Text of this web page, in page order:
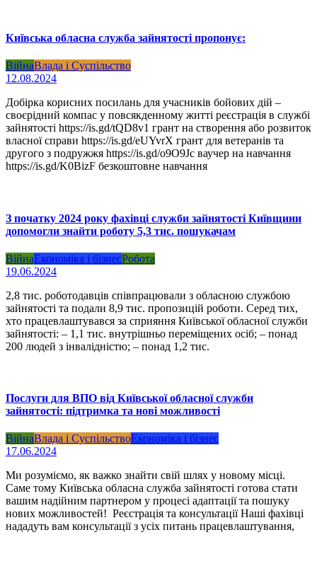
Київська обласна служба зайнятості пропонує:
ВійнаВлада і Суспільство
12.08.2024
Добірка корисних посилань для учасників бойових дій –
своєрідний компас у повсякденному житті реєстрація в службі
зайнятості https://is.gd/tQD8v1 грант на створення або розвиток
власної справи https://is.gd/eUYvrX грант для ветеранів та
другого з подружжя https://is.gd/o9O9Jc ваучер на навчання
https://is.gd/K0BizF безкоштовне навчання
З початку 2024 року фахівці служби зайнятості Київщини
допомогли знайти роботу 5,3 тис. пошукачам
ВійнаЕкономіка і бізнесРобота
19.06.2024
2,8 тис. роботодавців співпрацювали з обласною службою
зайнятості та подали 8,9 тис. пропозицій роботи. Серед тих,
хто працевлаштувався за сприяння Київської обласної служби
зайнятості: – 1,1 тис. внутрішньо переміщених осіб; – понад
200 людей з інвалідністю; – понад 1,2 тис.
Послуги для ВПО від Київської обласної служби
зайнятості: підтримка та нові можливості
ВійнаВлада і СуспільствоЕкономіка і бізнес
17.06.2024
Ми розуміємо, як важко знайти свій шлях у новому місці.
Саме тому Київська обласна служба зайнятості готова стати
вашим надійним партнером у процесі адаптації та пошуку
нових можливостей! Реєстрація та консультації Наші фахівці
нададуть вам консультації з усіх питань працевлаштування,